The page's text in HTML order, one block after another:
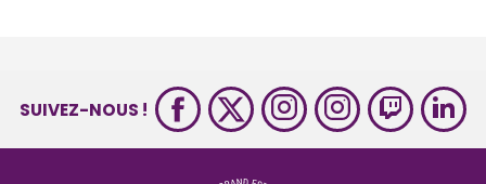
SUIVEZ-NOUS !